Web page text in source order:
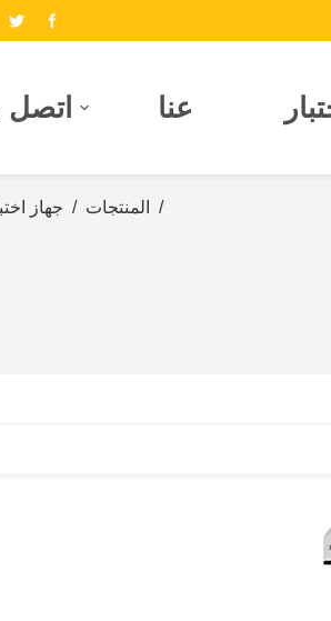
عنا اتصل
/ المنتجات / جهاز